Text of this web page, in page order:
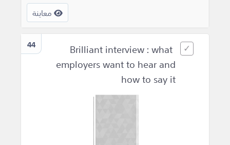
معاينة
44
Brilliant interview : what
employers want to hear and
how to say it